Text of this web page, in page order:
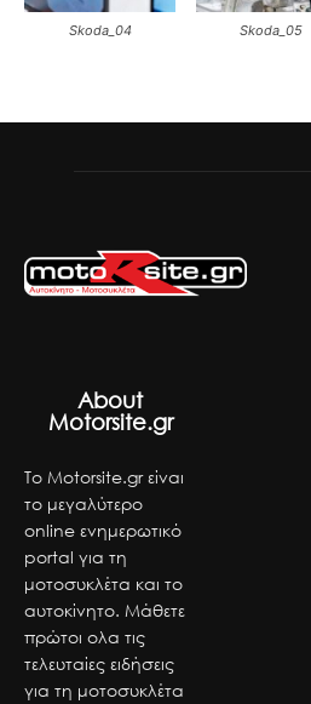
Skoda_04 Skoda_05
About
Motorsite.gr
Το Motorsite.gr είναι
το μεγαλύτερο
online ενημερωτικό
portal για τη
μοτοσυκλέτα και το
αυτοκίνητο. Μάθετε
πρώτοι ολα τις
τελευταίες ειδήσεις
για τη μοτοσυκλέτα